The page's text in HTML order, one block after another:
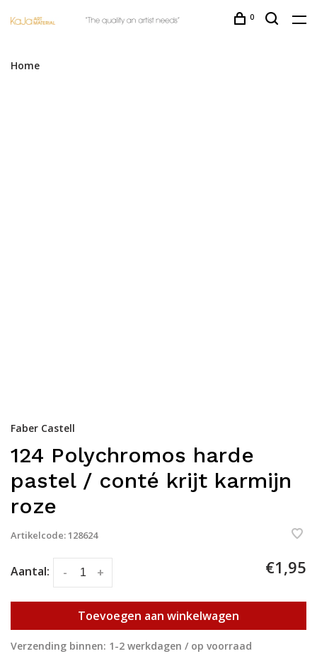
0
Home
Faber Castell
124 Polychromos harde
pastel / conté krijt karmijn
roze
Artikelcode:128624
Aantal: +
- €1,95
Toevoegen aan winkelwagen
Verzending binnen: 1-2 werkdagen / op voorraad